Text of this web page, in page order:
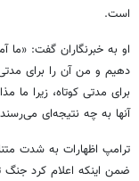
است.
او به خبرنگاران گفت: «ما
دهیم و من آن را برای مدتی
برای مدتی کوتاه، زیرا ما
آنها به چه نتیجه‌ای
ترامپ اظهارات به شدت
ضمن اینکه اعلام کرد جنگ